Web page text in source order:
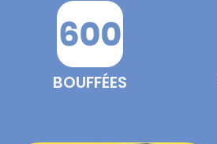
BOUFFÉES